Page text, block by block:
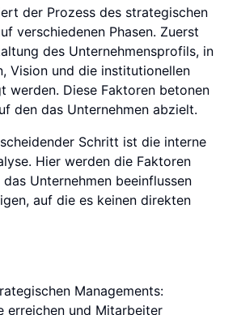
der Prozess des strategischen
verschiedenen Phasen. Zuerst
des Unternehmensprofils, in
Vision und die institutionellen
werden. Diese Faktoren betonen
den das Unternehmen abzielt.
Schritt ist die interne
Hier werden die Faktoren
Unternehmen beeinflussen
auf die es keinen direkten